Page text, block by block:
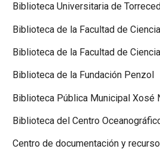
Biblioteca Universitaria de
Biblioteca de la Facultad de
Biblioteca de la Facultad de
Biblioteca de la Fundación Penzol
Biblioteca Pública Municipal Xosé
Biblioteca del Centro
Centro de documentación y